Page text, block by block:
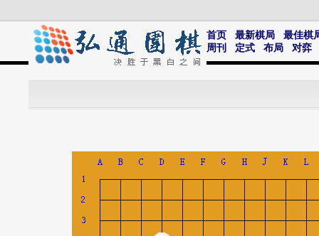
首页 最新棋局
最佳棋
周刊
定式 布局 对弈